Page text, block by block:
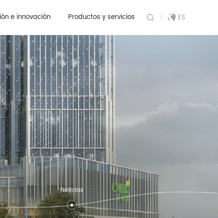
e innovación Productos y servicios ES
Noticias